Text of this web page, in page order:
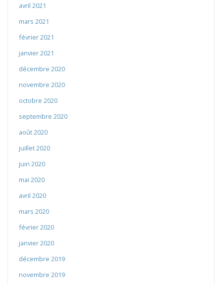
avril 2021
mars 2021
février 2021
janvier 2021
décembre 2020
novembre 2020
octobre 2020
septembre 2020
août 2020
juillet 2020
juin 2020
mai 2020
avril 2020
mars 2020
février 2020
janvier 2020
décembre 2019
novembre 2019